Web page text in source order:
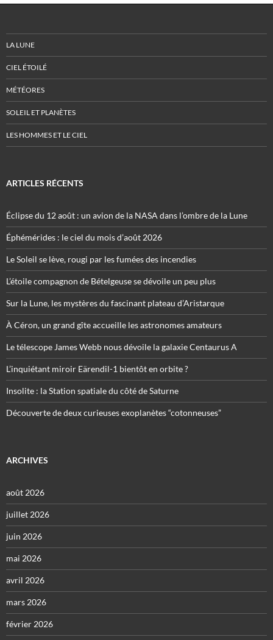
LA LUNE
CIEL ÉTOILÉ
MÉTÉORES
SOLEIL ET PLANÈTES
LES HOMMES ET LE CIEL
ARTICLES RÉCENTS
Éclipse du 12 août : un avion de la NASA dans l’ombre de la Lune
Éphémérides : le ciel du mois d’août 2026
Le Soleil se lève, rougi par les fumées des incendies
L’étoile compagnon de Bételgeuse se dévoile un peu plus
Sur la Lune, les mystères du fascinant plateau d’Aristarque
À Céron, un grand gîte accueille les astronomes amateurs
Le télescope James Webb nous dévoile la galaxie Centaurus A
L’inquiétant miroir Eärendil-1 bientôt en orbite ?
Insolite : la Station spatiale du côté de Saturne
Découverte de deux curieuses exoplanètes “cotonneuses”
ARCHIVES
août 2026
juillet 2026
juin 2026
mai 2026
avril 2026
mars 2026
février 2026